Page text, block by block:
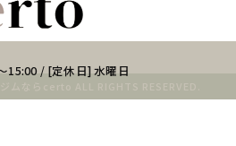
/ [定休日] 水曜日